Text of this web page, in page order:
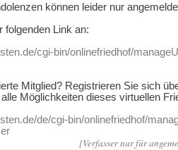
können leider nur
folgenden Link an:
cgi-bin/onlinefriedhof/
Mitglied? Registrieren Sie sich
Möglichkeiten dieses virtuellen
de/cgi-bin/onlinefriedhof/
[Verfasser nur für